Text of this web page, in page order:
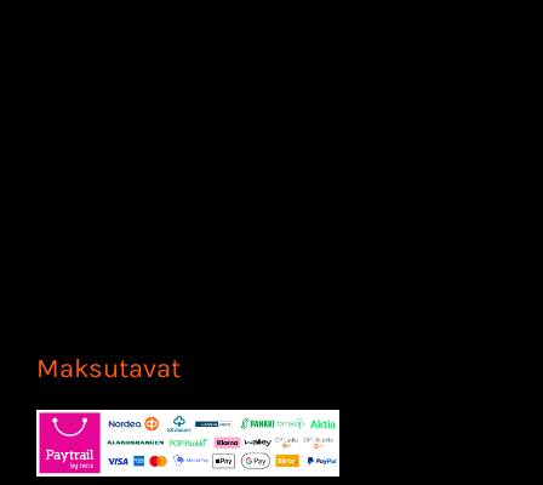
Maksutavat